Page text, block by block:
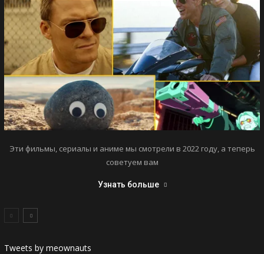
Эти фильмы, сериалы и аниме мы смотрели в 2022 году, а теперь
советуем вам
Узнать больше
Tweets by meownauts